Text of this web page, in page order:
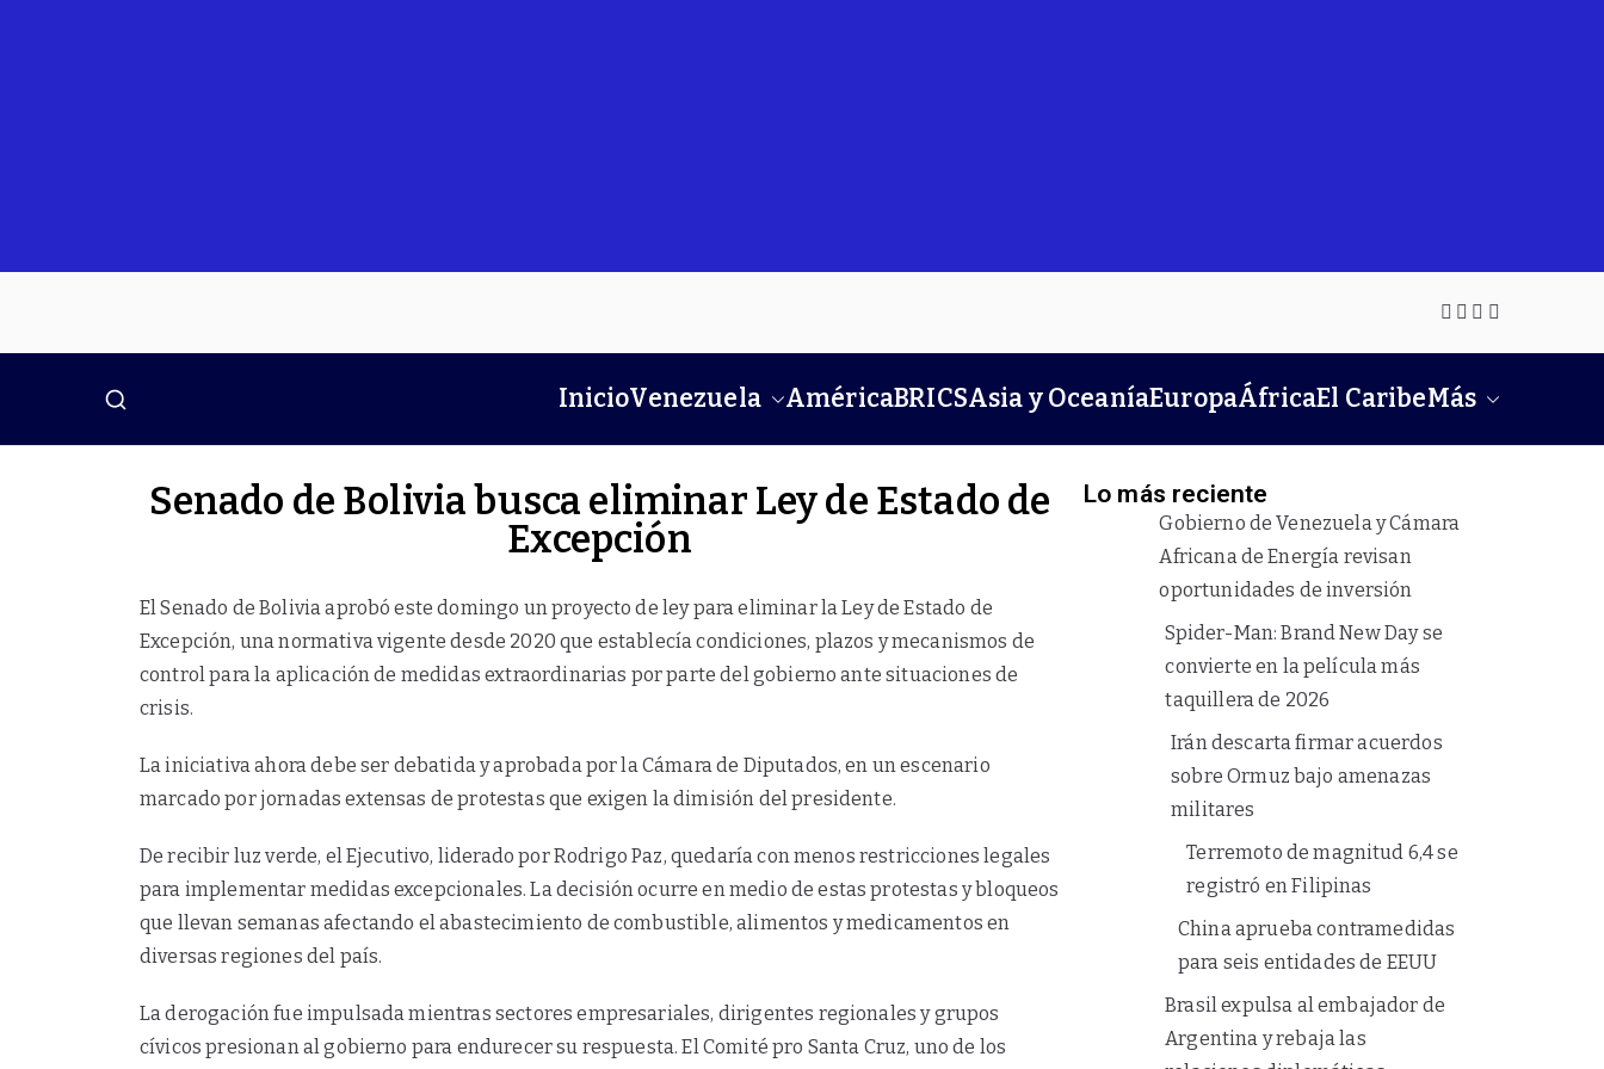
InicioVenezuela AméricaBRICSAsia y OceaníaEuropaÁfricaEl CaribeMás
Senado de Bolivia busca eliminar Ley de Estado de
Excepción
El Senado de Bolivia aprobó este domingo un proyecto de ley para eliminar la Ley de Estado de
Excepción, una normativa vigente desde 2020 que establecía condiciones, plazos y mecanismos de
control para la aplicación de medidas extraordinarias por parte del gobierno ante situaciones de
crisis.
La iniciativa ahora debe ser debatida y aprobada por la Cámara de Diputados, en un escenario
marcado por jornadas extensas de protestas que exigen la dimisión del presidente.
De recibir luz verde, el Ejecutivo, liderado por Rodrigo Paz, quedaría con menos restricciones legales
para implementar medidas excepcionales. La decisión ocurre en medio de estas protestas y bloqueos
que llevan semanas afectando el abastecimiento de combustible, alimentos y medicamentos en
diversas regiones del país.
La derogación fue impulsada mientras sectores empresariales, dirigentes regionales y grupos
cívicos presionan al gobierno para endurecer su respuesta. El Comité pro Santa Cruz, uno de los
Lo más reciente
Gobierno de Venezuela y Cámara
Africana de Energía revisan
oportunidades de inversión
Spider-Man: Brand New Day se
convierte en la película más
taquillera de 2026
Irán descarta firmar acuerdos
sobre Ormuz bajo amenazas
militares
Terremoto de magnitud 6,4 se
registró en Filipinas
China aprueba contramedidas
para seis entidades de EEUU
Brasil expulsa al embajador de
Argentina y rebaja las